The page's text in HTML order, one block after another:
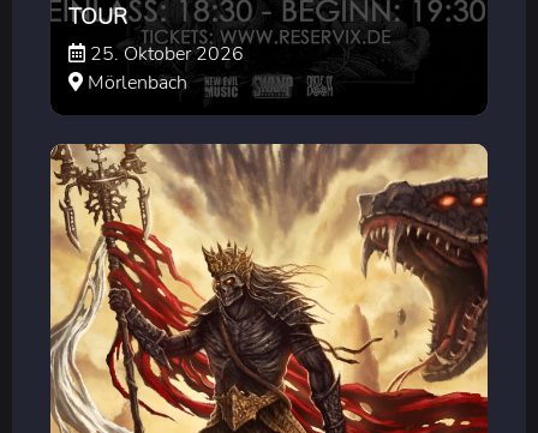
TOUR
25. Oktober 2026
Mörlenbach